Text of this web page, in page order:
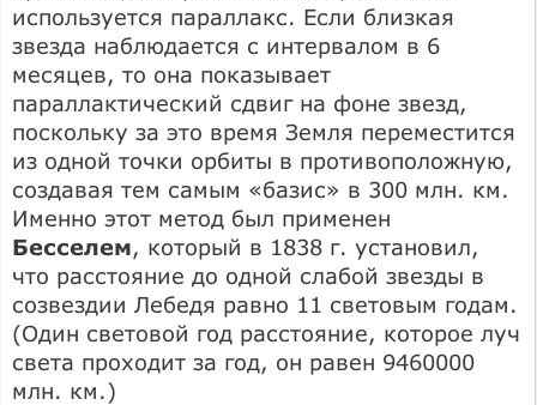
используется параллакс. Если близкая
звезда наблюдается с интервалом в 6
месяцев, то она показывает
параллактический сдвиг на фоне звезд,
поскольку за это время Земля переместится
из одной точки орбиты в противоположную,
создавая тем самым «базис» в 300 млн. км.
Именно этот метод был применен
Бесселем, который в 1838 г. установил,
что расстояние до одной слабой звезды в
созвездии Лебедя равно 11 световым годам.
(Один световой год расстояние, которое луч
света проходит за год, он равен 9460000
млн. км.)